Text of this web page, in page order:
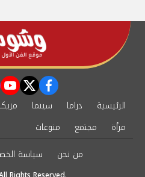
facebook
الرئيسية دراما سينما مزيكا
مرأة
مجتمع
منوعات
من نحن
سياسة